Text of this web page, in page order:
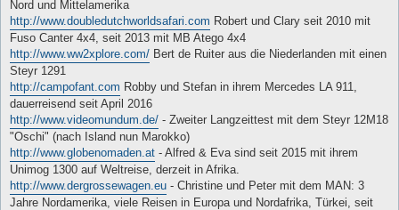
Nord und Mittelamerika
http://www.doubledutchworldsafari.com Robert und Clary seit 2010 mit
Fuso Canter 4x4, seit 2013 mit MB Atego 4x4
http://www.ww2xplore.com/ Bert de Ruiter aus die Niederlanden mit einen
Steyr 1291
http://campofant.com Robby und Stefan in ihrem Mercedes LA 911,
dauerreisend seit April 2016
http://www.videomundum.de/ - Zweiter Langzeittest mit dem Steyr 12M18
"Oschi" (nach Island nun Marokko)
http://www.globenomaden.at - Alfred & Eva sind seit 2015 mit ihrem
Unimog 1300 auf Weltreise, derzeit in Afrika.
http://www.dergrossewagen.eu - Christine und Peter mit dem MAN: 3
Jahre Nordamerika, viele Reisen in Europa und Nordafrika, Türkei, seit